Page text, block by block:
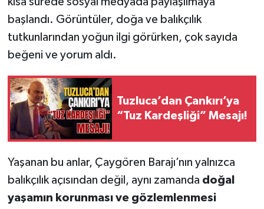
başlandı. Görüntüler, doğa ve balıkçılık
tutkunlarından yoğun ilgi görürken, çok sayıda
beğeni ve yorum aldı.
Tuzluca’dan Çankırı’ya
“Tuz Kardeşliği” Mesajı!
Yaşanan bu anlar, Çaygören Barajı’nın yalnızca
balıkçılık açısından değil, aynı zamanda doğal
yaşamın korunması ve gözlemlenmesi